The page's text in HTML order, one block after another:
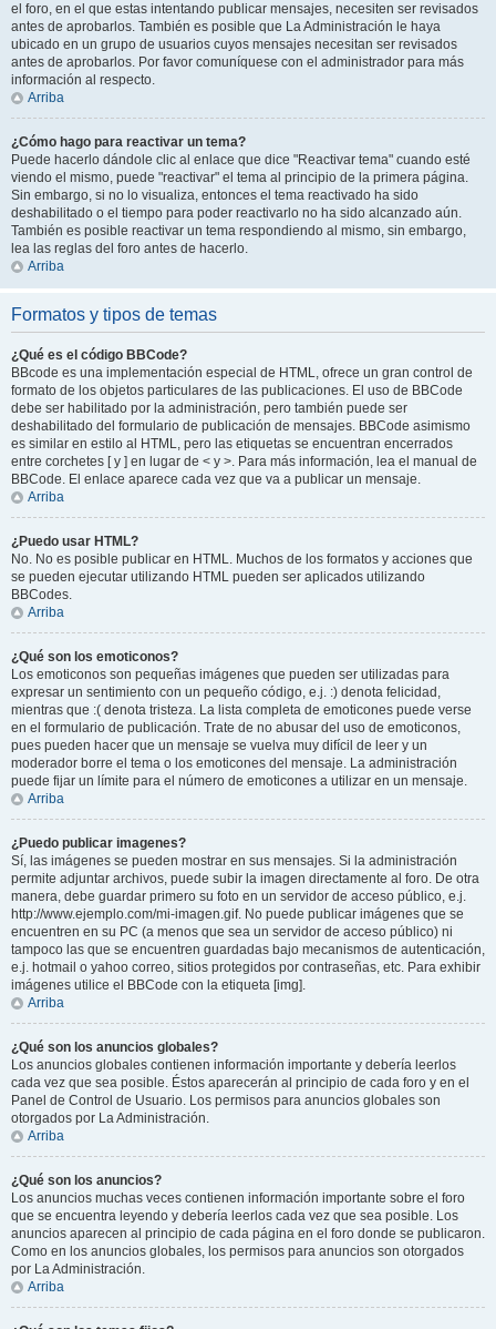
el foro, en el que estas intentando publicar mensajes, necesiten ser revisados
antes de aprobarlos. También es posible que La Administración le haya
ubicado en un grupo de usuarios cuyos mensajes necesitan ser revisados
antes de aprobarlos. Por favor comuníquese con el administrador para más
información al respecto.
Arriba
¿Cómo hago para reactivar un tema?
Puede hacerlo dándole clic al enlace que dice "Reactivar tema" cuando esté
viendo el mismo, puede "reactivar" el tema al principio de la primera página.
Sin embargo, si no lo visualiza, entonces el tema reactivado ha sido
deshabilitado o el tiempo para poder reactivarlo no ha sido alcanzado aún.
También es posible reactivar un tema respondiendo al mismo, sin embargo,
lea las reglas del foro antes de hacerlo.
Arriba
Formatos y tipos de temas
¿Qué es el código BBCode?
BBcode es una implementación especial de HTML, ofrece un gran control de
formato de los objetos particulares de las publicaciones. El uso de BBCode
debe ser habilitado por la administración, pero también puede ser
deshabilitado del formulario de publicación de mensajes. BBCode asimismo
es similar en estilo al HTML, pero las etiquetas se encuentran encerrados
entre corchetes [ y ] en lugar de < y >. Para más información, lea el manual de
BBCode. El enlace aparece cada vez que va a publicar un mensaje.
Arriba
¿Puedo usar HTML?
No. No es posible publicar en HTML. Muchos de los formatos y acciones que
se pueden ejecutar utilizando HTML pueden ser aplicados utilizando
BBCodes.
Arriba
¿Qué son los emoticonos?
Los emoticonos son pequeñas imágenes que pueden ser utilizadas para
expresar un sentimiento con un pequeño código, e.j. :) denota felicidad,
mientras que :( denota tristeza. La lista completa de emoticones puede verse
en el formulario de publicación. Trate de no abusar del uso de emoticonos,
pues pueden hacer que un mensaje se vuelva muy difícil de leer y un
moderador borre el tema o los emoticones del mensaje. La administración
puede fijar un límite para el número de emoticones a utilizar en un mensaje.
Arriba
¿Puedo publicar imagenes?
Sí, las imágenes se pueden mostrar en sus mensajes. Si la administración
permite adjuntar archivos, puede subir la imagen directamente al foro. De otra
manera, debe guardar primero su foto en un servidor de acceso público, e.j.
http://www.ejemplo.com/mi-imagen.gif. No puede publicar imágenes que se
encuentren en su PC (a menos que sea un servidor de acceso público) ni
tampoco las que se encuentren guardadas bajo mecanismos de autenticación,
e.j. hotmail o yahoo correo, sitios protegidos por contraseñas, etc. Para exhibir
imágenes utilice el BBCode con la etiqueta [img].
Arriba
¿Qué son los anuncios globales?
Los anuncios globales contienen información importante y debería leerlos
cada vez que sea posible. Éstos aparecerán al principio de cada foro y en el
Panel de Control de Usuario. Los permisos para anuncios globales son
otorgados por La Administración.
Arriba
¿Qué son los anuncios?
Los anuncios muchas veces contienen información importante sobre el foro
que se encuentra leyendo y debería leerlos cada vez que sea posible. Los
anuncios aparecen al principio de cada página en el foro donde se publicaron.
Como en los anuncios globales, los permisos para anuncios son otorgados
por La Administración.
Arriba